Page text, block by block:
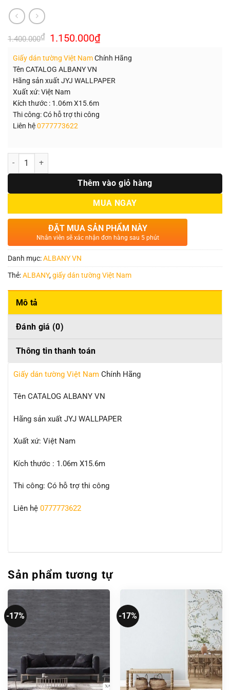
1.400.000₫ Giá
gốc
1.400.000₫.
1.150.000₫Giá
hiện
là:
Giấy dán tường Việt NamChính Hãng
Tên CATALOG ALBANY VN
Hãng sản xuất JYJ WALLPAPER
Xuất xứ: Việt Nam
Kích thước : 1.06m X15.6m
Thi công: Có hỗ trợ thi công
Liên hệ0777773622
Số lượng
Thêm vào giỏ hàng
MUA NGAY
ĐẶT MUA SẢN PHẨM NÀY
Nhân viên sẽ xác nhận đơn hàng sau 5 phút
Danh mục:ALBANY VN
Thẻ:ALBANY,giấy dán tường Việt Nam
Mô tả
Đánh giá (0)
Thông tin thanh toán
Giấy dán tường Việt Nam Chính Hãng
Tên CATALOG ALBANY VN
Hãng sản xuất JYJ WALLPAPER
Xuất xứ: Việt Nam
Kích thước : 1.06m X15.6m
Thi công: Có hỗ trợ thi công
Liên hệ 0777773622
Sản phẩm tương tự
-17% -17%